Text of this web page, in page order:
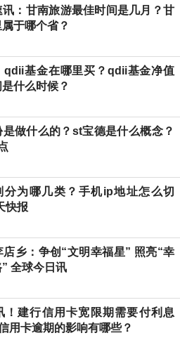
讯：甘南旅游最佳时间是几月？甘
于哪个省？
qdii基金在哪里买？qdii基金净值
什么时候？
是做什么的？st宝德是什么概念？
分为哪几类？手机ip地址怎么切
快报
店乡：争创“文明幸福星” 照亮“幸
全球今日讯
！建行信用卡宽限期需要付利息
用卡逾期的影响有哪些？